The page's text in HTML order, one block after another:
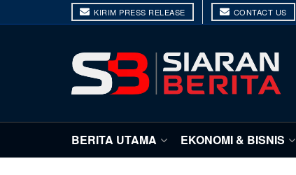
KIRIM PRESS RELEASE CONTACT US
BERITA UTAMA EKONOMI & BISNIS